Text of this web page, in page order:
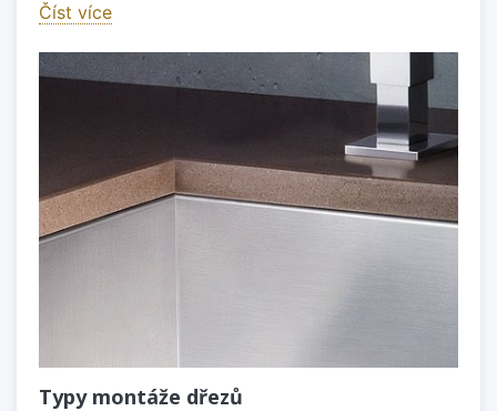
Číst více
Typy montáže dřezů